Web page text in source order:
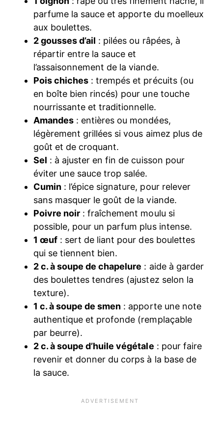
parfume la sauce et apporte du moelleux
aux boulettes.
2 gousses d’ail : pilées ou râpées, à
répartir entre la sauce et
l’assaisonnement de la viande.
Pois chiches : trempés et précuits (ou
en boîte bien rincés) pour une touche
nourrissante et traditionnelle.
Amandes : entières ou mondées,
légèrement grillées si vous aimez plus de
goût et de croquant.
Sel : à ajuster en fin de cuisson pour
éviter une sauce trop salée.
Cumin : l’épice signature, pour relever
sans masquer le goût de la viande.
Poivre noir : fraîchement moulu si
possible, pour un parfum plus intense.
1 œuf : sert de liant pour des boulettes
qui se tiennent bien.
2 c. à soupe de chapelure : aide à garder
des boulettes tendres (ajustez selon la
texture).
1 c. à soupe de smen : apporte une note
authentique et profonde (remplaçable
par beurre).
2 c. à soupe d’huile végétale : pour faire
revenir et donner du corps à la base de
la sauce.